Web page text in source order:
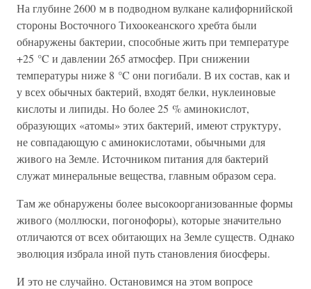
На глубине 2600 м в подводном вулкане калифорнийской
стороны Восточного Тихоокеанского хребта были
обнаружены бактерии, способные жить при температуре
+25 °C и давлении 265 атмосфер. При снижении
температуры ниже 8 °C они погибали. В их состав, как и
у всех обычных бактерий, входят белки, нуклеиновые
кислоты и липиды. Но более 25 % аминокислот,
образующих «атомы» этих бактерий, имеют структуру,
не совпадающую с аминокислотами, обычными для
живого на Земле. Источником питания для бактерий
служат минеральные вещества, главным образом сера.
Там же обнаружены более высокоорганизованные формы
живого (моллюски, погонофоры), которые значительно
отличаются от всех обитающих на Земле существ. Однако
эволюция избрала иной путь становления биосферы.
И это не случайно. Остановимся на этом вопросе